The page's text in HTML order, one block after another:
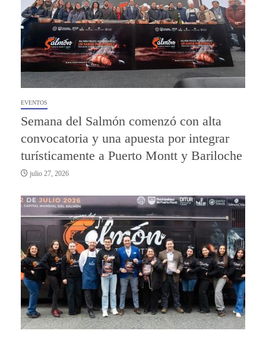
EVENTOS
Semana del Salmón comenzó con alta
convocatoria y una apuesta por integrar
turísticamente a Puerto Montt y Bariloche
julio 27, 2026